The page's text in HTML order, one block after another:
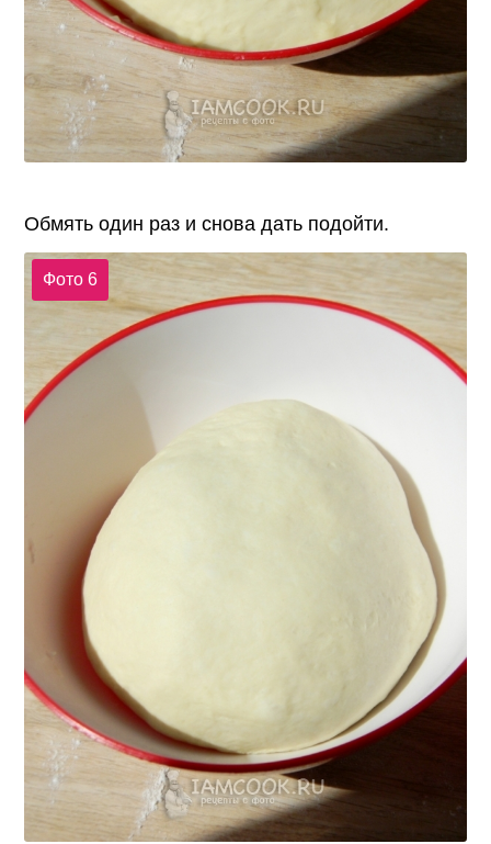
Обмять один раз и снова дать подойти.
Фото 6